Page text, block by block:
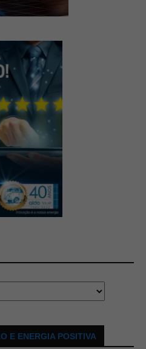
E ENERGIA POSITIVA